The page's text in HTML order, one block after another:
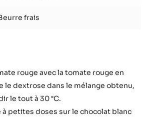
frais
rouge avec la tomate rouge en
le dextrose dans le mélange obtenu,
le tout à 30 °C.
à petites doses sur le chocolat blanc